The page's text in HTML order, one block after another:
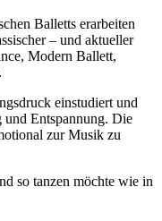
Balletts erarbeiten
– und aktueller
Modern Ballett,
einstudiert und
und Entspannung. Die
zur Musik zu
so tanzen möchte wie in